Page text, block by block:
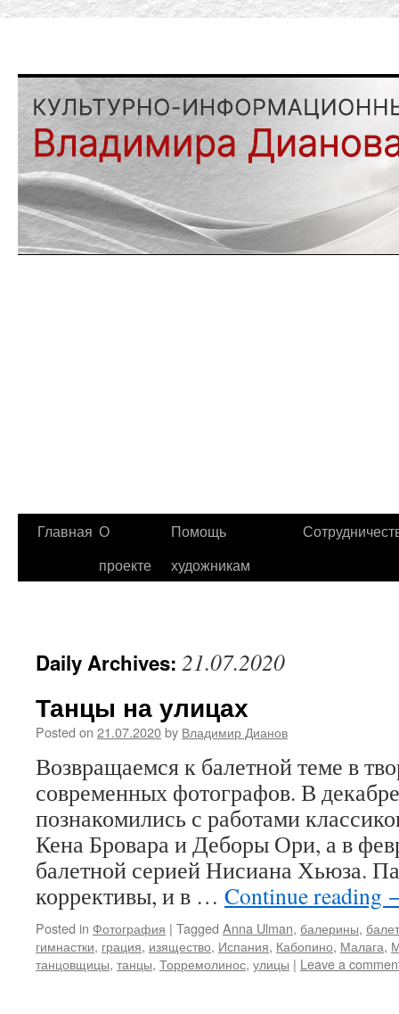
Главная О
проекте
Помощь
художникам
Daily Archives: 21.07.2020
Танцы на улицах
Posted on 21.07.2020by Владимир Дианов
Возвращаемся к балетной теме в
современных фотографов. В
познакомились с работами
Кена Бровара и Деборы Ори, а в
балетной серией Нисиана Хьюза.
коррективы, и в … Continue reading
Posted in Фотография | Tagged Anna Ulman, балерины, балет
гимнастки, грация, изящество, Испания, Кабопино, Малага,
танцовщицы, танцы, Торремолинос, улицы | Leave a